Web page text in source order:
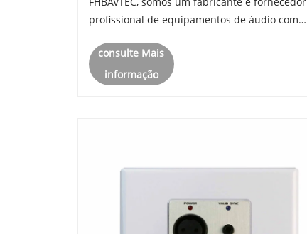
profissional de equipamentos de áudio com
técnico. Convidamos você a entrar em contato
conosco a qualquer momento para saber mais
consulte Mais
informação